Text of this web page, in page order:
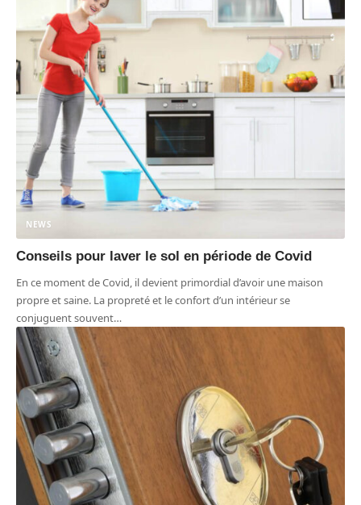
NEWS
Conseils pour laver le sol en période de Covid
En ce moment de Covid, il devient primordial d’avoir une maison
propre et saine. La propreté et le confort d’un intérieur se
conjuguent souvent…